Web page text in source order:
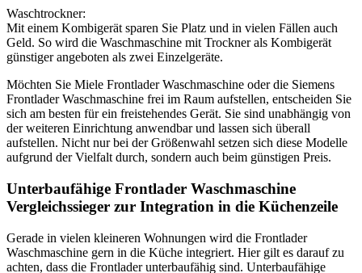
Waschtrockner:
Mit einem Kombigerät sparen Sie Platz und in vielen Fällen auch
Geld. So wird die Waschmaschine mit Trockner als Kombigerät
günstiger angeboten als zwei Einzelgeräte.
Möchten Sie Miele Frontlader Waschmaschine oder die Siemens
Frontlader Waschmaschine frei im Raum aufstellen, entscheiden Sie
sich am besten für ein freistehendes Gerät. Sie sind unabhängig von
der weiteren Einrichtung anwendbar und lassen sich überall
aufstellen. Nicht nur bei der Größenwahl setzen sich diese Modelle
aufgrund der Vielfalt durch, sondern auch beim günstigen Preis.
Unterbaufähige Frontlader Waschmaschine
Vergleichssieger zur Integration in die Küchenzeile
Gerade in vielen kleineren Wohnungen wird die Frontlader
Waschmaschine gern in die Küche integriert. Hier gilt es darauf zu
achten, dass die Frontlader unterbaufähig sind. Unterbaufähige